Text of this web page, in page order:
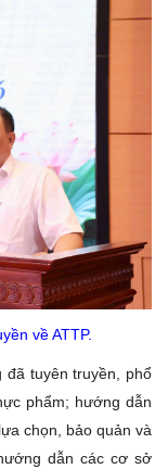
về ATTP.
tuyên truyền, phổ
phẩm; hướng dẫn
chọn, bảo quản và
dẫn các cơ sở